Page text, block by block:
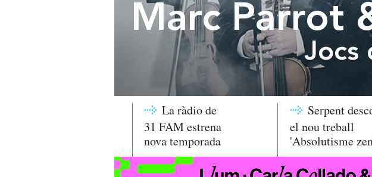
Marc Parrot
Jocs
La ràdio de
31 FAM estrena
nova temporada
Serpent
el nou treball
'Absolutisme